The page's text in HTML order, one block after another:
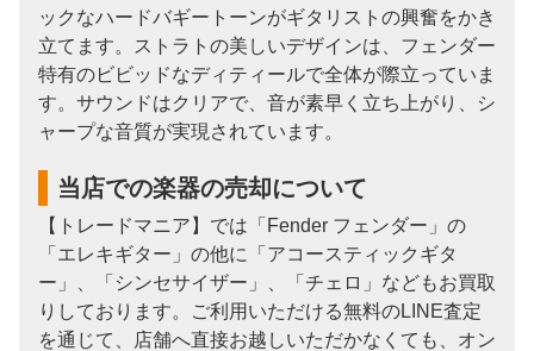
ックなハードバギートーンがギタリストの興奮をかき
立てます。ストラトの美しいデザインは、フェンダー
特有のビビッドなディティールで全体が際立っていま
す。サウンドはクリアで、音が素早く立ち上がり、シ
ャープな音質が実現されています。
当店での楽器の売却について
【トレードマニア】では「Fender フェンダー」の
「エレキギター」の他に「アコースティックギタ
ー」、「シンセサイザー」、「チェロ」などもお買取
りしております。ご利用いただける無料のLINE査定
を通じて、店舗へ直接お越しいただかなくても、オン